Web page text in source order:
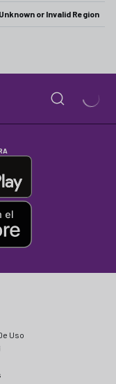
Unknown or Invalid Region
Uso